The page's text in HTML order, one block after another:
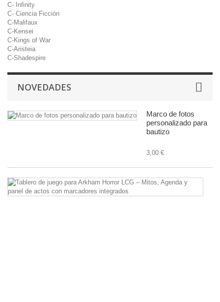
C- Infinity
C- Ciencia Ficción
C-Malifaux
C-Kensei
C-Kings of War
C-Aristeia
C-Shadespire
NOVEDADES
Marco de fotos
personalizado para
bautizo
3,00 €